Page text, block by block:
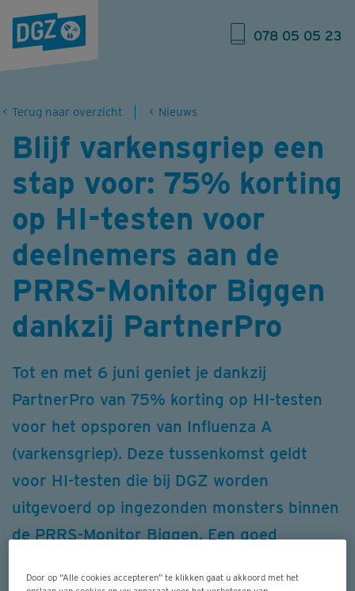
078 05 05 23
Terug naar overzicht Nieuws
Blijf varkensgriep een
stap voor: 75% korting
op HI-testen voor
deelnemers aan de
PRRS-Monitor Biggen
dankzij PartnerPro
Tot en met 6 juni geniet je dankzij
PartnerPro van 75% korting op HI-testen
voor het opsporen van Influenza A
(varkensgriep). Deze tussenkomst geldt
voor HI-testen die bij DGZ worden
uitgevoerd op ingezonden monsters binnen
de PRRS-Monitor Biggen. Een goed
Door op “Alle cookies accepteren” te klikken gaat u akkoord met het